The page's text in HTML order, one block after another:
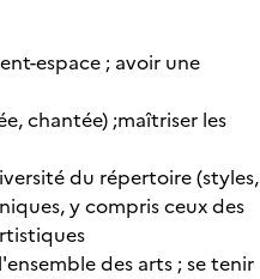
espace ; avoir une
chantée) ;maîtriser les
du répertoire (styles,
y compris ceux des
des arts ; se tenir